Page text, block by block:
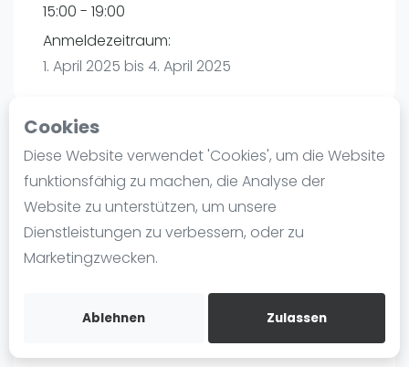
Cookies
Diese Website verwendet 'Cookies', um die Website
funktionsfähig zu machen, die Analyse der
Website zu unterstützen, um unsere
Dienstleistungen zu verbessern, oder zu
Marketingzwecken.
Ablehnen Zulassen
Männer
Frauen
FIP Männer
Blog
Die Geschichte von Padel
Regeln und Punktzählung
Padel Schläge
Video
15:00 - 19:00
Anmeldezeitraum:
1. April 2025 bis 4. April 2025
Playtomic
PadelBase Ludwigshafen | Ludwigshafen am
Rhein
Weiherstraße 39
Routebeschrijving